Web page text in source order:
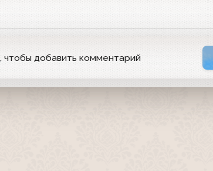
, чтобы добавить комментарий